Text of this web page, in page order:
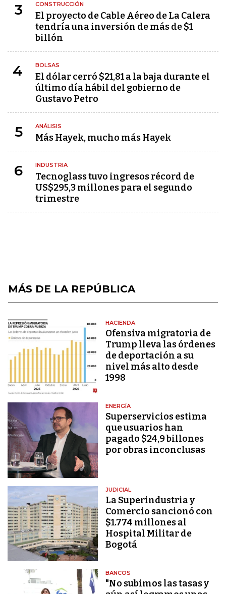
3 CONSTRUCCIÓN
El proyecto de Cable Aéreo de La Calera
tendría una inversión de más de $1
billón
4 BOLSAS
El dólar cerró $21,81 a la baja durante el
último día hábil del gobierno de
Gustavo Petro
5 ANÁLISIS
Más Hayek, mucho más Hayek
6 INDUSTRIA
Tecnoglass tuvo ingresos récord de
US$295,3 millones para el segundo
trimestre
MÁS DE LA REPÚBLICA
HACIENDA
Ofensiva migratoria de
Trump lleva las órdenes
de deportación a su
nivel más alto desde
1998
ENERGÍA
Superservicios estima
que usuarios han
pagado $24,9 billones
por obras inconclusas
JUDICIAL
La Superindustria y
Comercio sancionó con
$1.774 millones al
Hospital Militar de
Bogotá
BANCOS
"No subimos las tasas y